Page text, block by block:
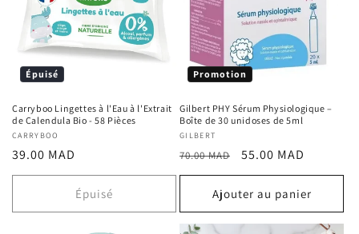
Épuisé
Carryboo Lingettes à l'Eau à l'Extrait
de Calendula Bio - 58 Pièces
Fournisseur :
CARRYBOO
Prix
habituel
39.00 MAD
Épuisé
Promotion
Gilbert PHY Sérum Physiologique –
Boîte de 30 unidoses de 5ml
Fournisseur :
GILBERT
Prix
habituel
70.00 MAD
Prix
promotionnel
55.00 MAD
Ajouter au panier